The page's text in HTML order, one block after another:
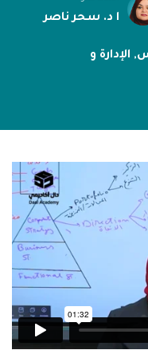
ا د. سحر ناصر
, الإدارة و